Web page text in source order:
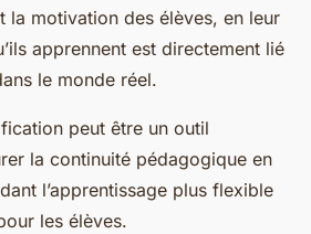
la motivation des élèves, en leur
apprennent est directement lié
le monde réel.
peut être un outil
la continuité pédagogique en
l’apprentissage plus flexible
les élèves.